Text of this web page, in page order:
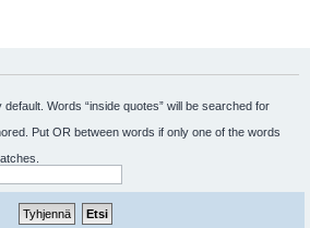
Words “inside quotes” will be searched for
Put OR between words if only one of the words